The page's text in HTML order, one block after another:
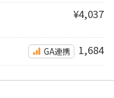
¥4,037
GA連携 1,684